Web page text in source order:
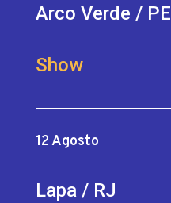
Arco Verde / PE
Show
12 Agosto
Lapa / RJ